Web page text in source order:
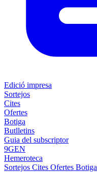
Edició impresa
Sortejos
Cites
Ofertes
Botiga
Butlletins
Guia del subscriptor
9GEN
Hemeroteca
Sortejos Cites Ofertes Botiga